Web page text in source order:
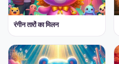
रंगीन तारों का मिलन